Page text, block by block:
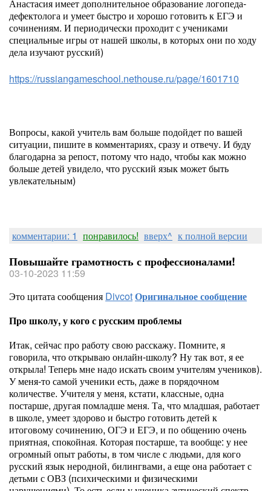
Анастасия имеет дополнительное образование логопеда-
дефектолога и умеет быстро и хорошо готовить к ЕГЭ и
сочинениям. И периодически проходит с учениками
специальные игры от нашей школы, в которых они по ходу
дела изучают русский)
https://russiangameschool.nethouse.ru/page/1601710
Вопросы, какой учитель вам больше подойдет по вашей
ситуации, пишите в комментариях, сразу и отвечу. И буду
благодарна за репост, потому что надо, чтобы как можно
больше детей увидело, что русский язык может быть
увлекательным)
комментарии: 1 понравилось! вверх^ к полной версии
Повышайте грамотность с профессионалами!
03-10-2023 11:59
Это цитата сообщения DivcotОригинальное сообщение
Про школу, у кого с русским проблемы
Итак, сейчас про работу свою расскажу. Помните, я
говорила, что открываю онлайн-школу? Ну так вот, я ее
открыла! Теперь мне надо искать своим учителям учеников).
У меня-то самой ученики есть, даже в порядочном
количестве. Учителя у меня, кстати, классные, одна
постарше, другая помладше меня. Та, что младшая, работает
в школе, умеет здорово и быстро готовить детей к
итоговому сочинению, ОГЭ и ЕГЭ, и по общению очень
приятная, спокойная. Которая постарше, та вообще: у нее
огромный опыт работы, в том числе с людьми, для кого
русский язык неродной, билингвами, а еще она работает с
детьми с ОВЗ (психическими и физическими